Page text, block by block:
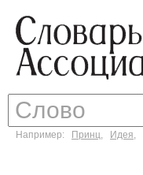
Например: Принц, Идея,